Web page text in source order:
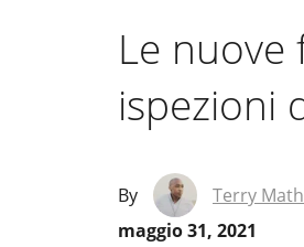
Le nuove
ispezioni
By
Terry
maggio 31, 2021